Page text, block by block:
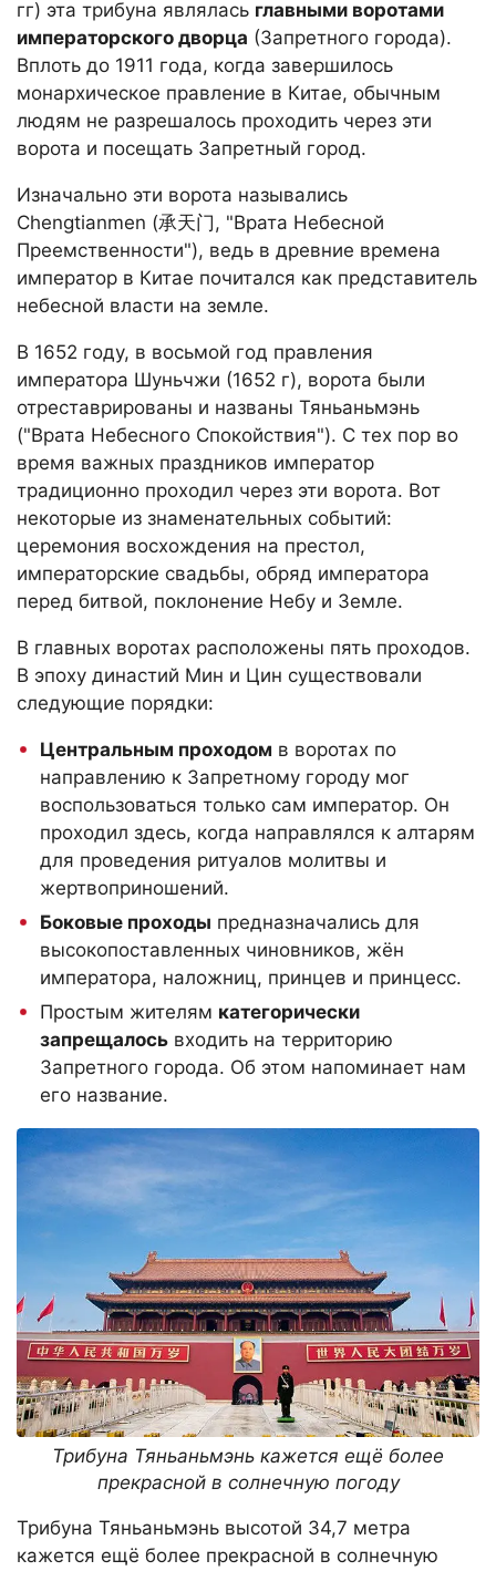
гг) эта трибуна являлась главными воротами
императорского дворца (Запретного города).
Вплоть до 1911 года, когда завершилось
монархическое правление в Китае, обычным
людям не разрешалось проходить через эти
ворота и посещать Запретный город.
Изначально эти ворота назывались
Chengtianmen (承天门, "Врата Небесной
Преемственности"), ведь в древние времена
император в Китае почитался как представитель
небесной власти на земле.
В 1652 году, в восьмой год правления
императора Шуньчжи (1652 г), ворота были
отреставрированы и названы Тяньаньмэнь
("Врата Небесного Спокойствия"). С тех пор во
время важных праздников император
традиционно проходил через эти ворота. Вот
некоторые из знаменательных событий:
церемония восхождения на престол,
императорские свадьбы, обряд императора
перед битвой, поклонение Небу и Земле.
В главных воротах расположены пять проходов.
В эпоху династий Мин и Цин существовали
следующие порядки:
Центральным проходом в воротах по
направлению к Запретному городу мог
воспользоваться только сам император. Он
проходил здесь, когда направлялся к алтарям
для проведения ритуалов молитвы и
жертвоприношений.
Боковые проходы предназначались для
высокопоставленных чиновников, жён
императора, наложниц, принцев и принцесс.
Простым жителям категорически
запрещалось входить на территорию
Запретного города. Об этом напоминает нам
его название.
Трибуна Тяньаньмэнь кажется ещё более
прекрасной в солнечную погоду
Трибуна Тяньаньмэнь высотой 34,7 метра
кажется ещё более прекрасной в солнечную